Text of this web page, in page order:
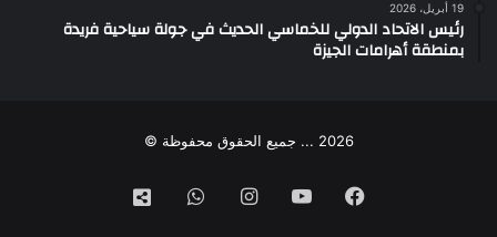
19 أبريل، 2026
رئيس الاتحاد الدولي للخماسي الحديث في جولة سياحية فريدة
بمنطقة أهرامات الجيزة
2026 ... جميع الحقوق محفوظة ©
فيسبوك‫YouTubeانستقرامواتسابتيك